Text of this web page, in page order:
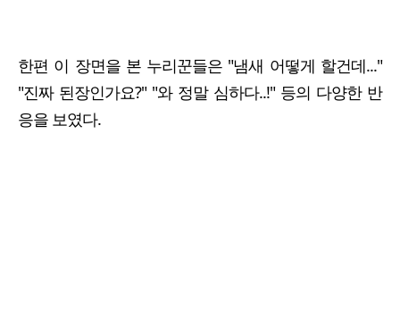
한편 이 장면을 본 누리꾼들은 "냄새 어떻게 할건데..."
"진짜 된장인가요?" "와 정말 심하다..!" 등의 다양한 반
응을 보였다.